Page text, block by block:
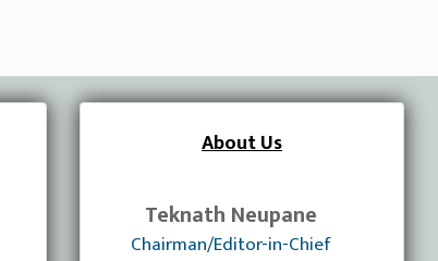
About Us
Teknath Neupane
Chairman/Editor-in-Chief